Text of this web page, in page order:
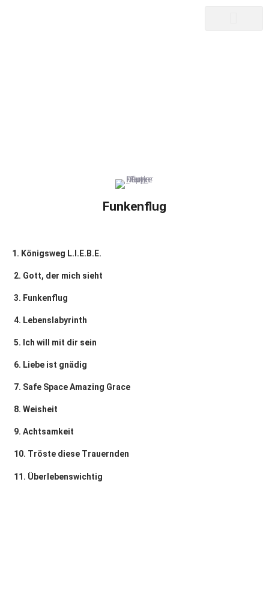
Funkenflug
1. Königsweg L.I.E.B.E.
2. Gott, der mich sieht
3. Funkenflug
4. Lebenslabyrinth
5. Ich will mit dir sein
6. Liebe ist gnädig
7. Safe Space Amazing Grace
8. Weisheit
9. Achtsamkeit
10. Tröste diese Trauernden
11. Überlebenswichtig